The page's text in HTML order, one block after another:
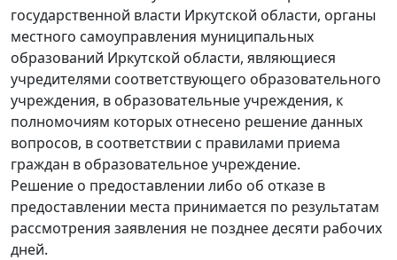
государственной власти Иркутской области, органы
местного самоуправления муниципальных
образований Иркутской области, являющиеся
учредителями соответствующего образовательного
учреждения, в образовательные учреждения, к
полномочиям которых отнесено решение данных
вопросов, в соответствии с правилами приема
граждан в образовательное учреждение.
Решение о предоставлении либо об отказе в
предоставлении места принимается по результатам
рассмотрения заявления не позднее десяти рабочих
дней.